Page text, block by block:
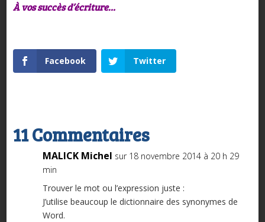
À vos succès d’écriture…
Facebook Twitter
11 Commentaires
MALICK Michel sur 18 novembre 2014 à 20 h 29
min
Trouver le mot ou l’expression juste :
J’utilise beaucoup le dictionnaire des synonymes de
Word.